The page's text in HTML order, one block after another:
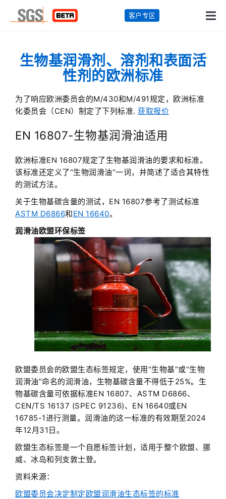
客户专区
生物基润滑剂、溶剂和表面活
性剂的欧洲标准
为了响应欧洲委员会的M/430和M/491规定，欧洲标准
化委员会（CEN）制定了下列标准. 获取报价
EN 16807-生物基润滑油适用
欧洲标准EN 16807规定了生物基润滑油的要求和标准。
该标准还定义了“生物润滑油”一词，并简述了适合其特性
的测试方法。
关于生物基碳含量的测试，EN 16807参考了测试标准
ASTM D6866和EN 16640。
润滑油欧盟环保标签
欧盟委员会的欧盟生态标签规定，使用“生物基”或“生物
润滑油”命名的润滑油，生物基碳含量不得低于25%。生
物基碳含量可依据标准EN 16807、ASTM D6866、
CEN/TS 16137 (SPEC 91236)、EN 16640或EN
16785-1进行测量。润滑油的这一标准的有效期至2024
年12月31日。
欧盟生态标签是一个自愿标签计划，适用于整个欧盟、挪
威、冰岛和列支敦士登。
资料来源：
欧盟委员会决定制定欧盟润滑油生态标签的标准